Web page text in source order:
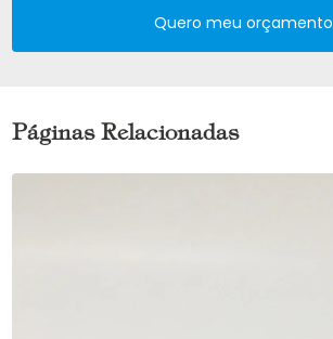
Quero meu orçamento
Páginas Relacionadas